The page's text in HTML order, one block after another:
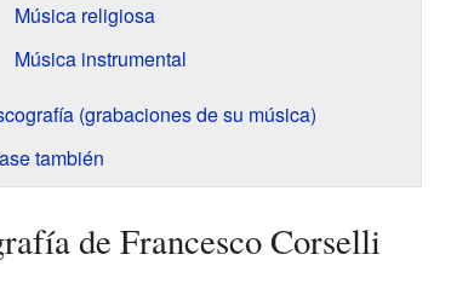
Música religiosa
Música instrumental
(grabaciones de su música)
también
de Francesco Corselli